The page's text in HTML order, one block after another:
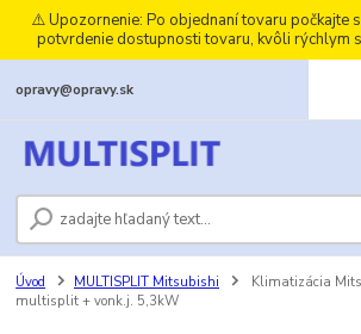
⚠️ Upozornenie: Po objednaní tovaru počkajte
potvrdenie dostupnosti tovaru, kvôli rýchlym
opravy@opravy.sk
Úvod MULTISPLIT Mitsubishi
Klimatizácia
multisplit + vonk.j. 5,3kW